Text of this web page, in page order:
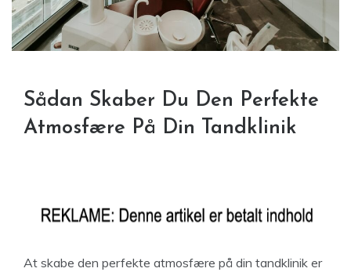
Sådan Skaber Du Den Perfekte
Atmosfære På Din Tandklinik
At skabe den perfekte atmosfære på din tandklinik er